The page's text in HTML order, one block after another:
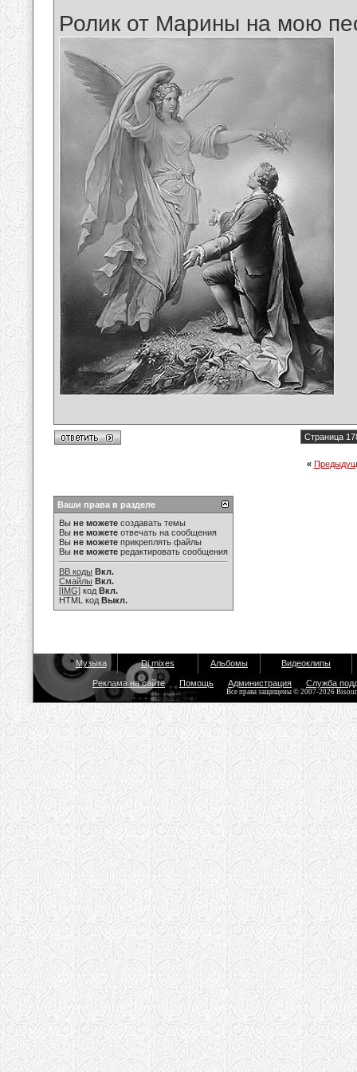
Ролик от Марины на мою
Страница
«
Ваши права в разделе
Вы не можете создавать темы
Вы не можете отвечать на сообщения
Вы не можете прикреплять файлы
Вы не можете редактировать сообщения
BB коды Вкл.
Смайлы Вкл.
[IMG] код Вкл.
HTML код Выкл.
Музыка Dj mixes Альбомы Видеоклипы
Реклама на сайте Помощь Администрация Служба
Все права защищены © 2007-2026